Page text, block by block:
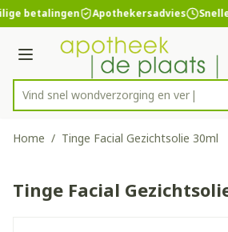
Ga naar de inhoud
1 van 1
betalingen Apothekersadvies
Menu
Product, merk, categorie...
Vind snel wondverzorgin
Home / Tinge Facial Gezichtsolie 30ml
Tinge Facial